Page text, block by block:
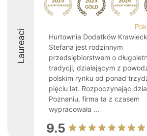
Laureaci
Hurtownia Dodatków
Stefana jest rodzinnym
przedsiębiorstwem o
tradycji, działającym z
polskim rynku od ponad
pięciu lat. Rozpoczynając
Poznaniu, firma ta z czasem
wypracowała ...
9.5